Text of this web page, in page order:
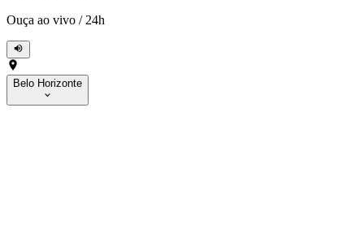
Ouça ao vivo / 24h
Belo Horizonte